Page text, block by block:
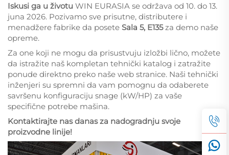
Iskusi ga u životu WIN EURASIA se održava od 10. do 13.
juna 2026. Pozivamo sve prisutne, distributere i
menadžere fabrike da posete Sala 5, E135za demo naše
opreme.
Za one koji ne mogu da prisustvuju izložbi lično, možete
da istražite naš kompletan tehnički katalog i zatražite
ponude direktno preko naše web stranice. Naši tehnički
inženjeri su spremni da vam pomognu da odaberete
savršenu konfiguraciju snage (kW/HP) za vaše
specifične potrebe mašina.
Kontaktirajte nas danas za nadogradnju svoje
proizvodne linije!